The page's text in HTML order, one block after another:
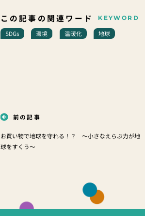
この記事の関連ワード KEYWORD
SDGs 環境 温暖化 地球
前の記事
お買い物で地球を守れる！？ ～小さなえらぶ力が地
球をすくう～